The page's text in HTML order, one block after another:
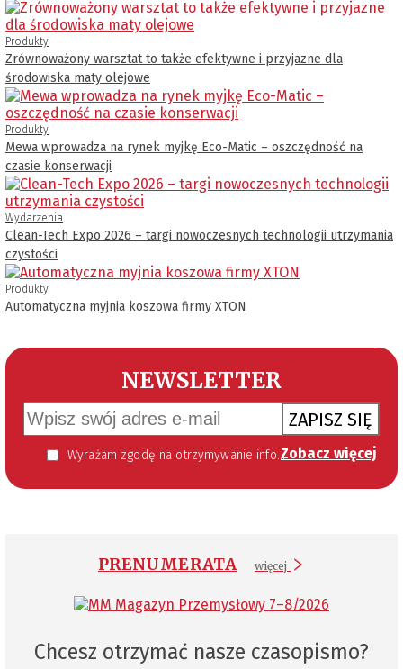
Produkty
Zrównoważony warsztat to także efektywne i przyjazne dla
środowiska maty olejowe
Produkty
Mewa wprowadza na rynek myjkę Eco-Matic – oszczędność na
czasie konserwacji
Wydarzenia
Clean-Tech Expo 2026 – targi nowoczesnych technologii utrzymania
czystości
Produkty
Automatyczna myjnia koszowa firmy XTON
NEWSLETTER
ZAPISZ SIĘ
Wyrażam zgodę na otrzymywanie informacji handlowej kierowanej do mnie za pomocą środków komunikacji elektronicznej w szczególności poczty elektronicznej zgodnie z przepisem art. 10 ust 2 ustawy z dnia 18 lipca 2002 roku o świadczeniu usług drogą elektroniczną (Dz. U. 144 z 2002 r. poz. 1204). Zgoda jest dobrowolna, jednak jej wyrażenie jest konieczne, aby otrzymywać newsletter. Zobacz więcej
PRENUMERATA więcej
Chcesz otrzymać nasze czasopismo?